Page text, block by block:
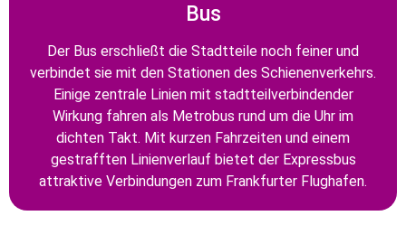
Bus
Der Bus erschließt die Stadtteile noch feiner und
verbindet sie mit den Stationen des Schienenverkehrs.
Einige zentrale Linien mit stadtteilverbindender
Wirkung fahren als Metrobus rund um die Uhr im
dichten Takt. Mit kurzen Fahrzeiten und einem
gestrafften Linienverlauf bietet der Expressbus
attraktive Verbindungen zum Frankfurter Flughafen.